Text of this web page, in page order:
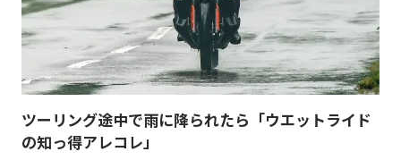
ツーリング途中で雨に降られたら「ウエットライド
の知っ得アレコレ」